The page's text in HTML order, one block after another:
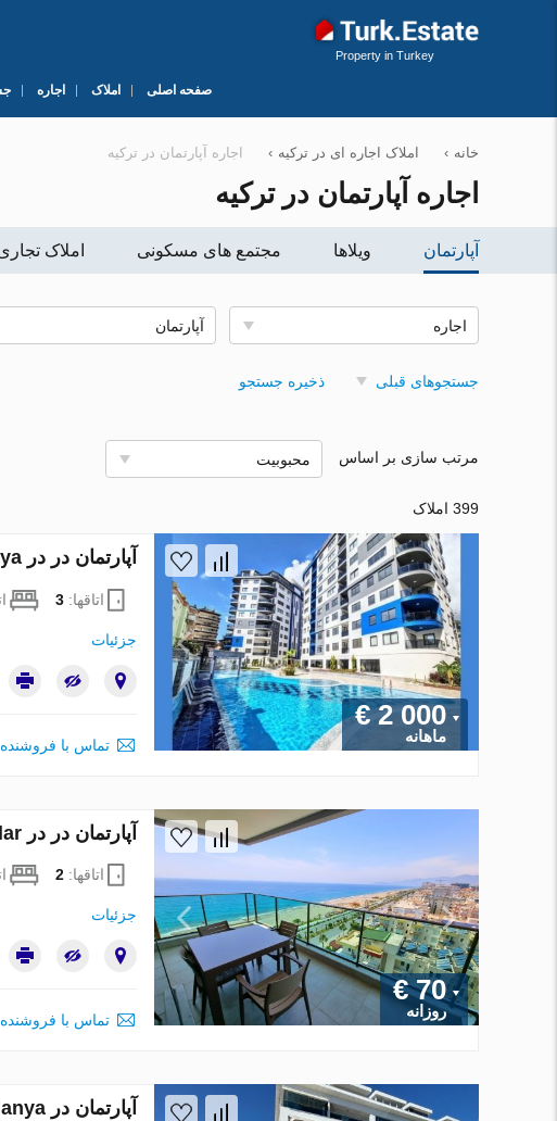
Property in Turkey
صفحه اصلی املاک اجاره
خانه › املاک اجاره ای در ترکیه › اجاره آپارتمان در ترکیه
اجاره آپارتمان در ترکیه
آپارتمان ویلاها مجتمع های مسکونی املاک
اجاره آپارتمان
جستجوهای قبلی ذخیره جستجو
مرتب سازی بر اساس محبوبیت
399 املاک
€ 2 000
ماهانه
آپارتمان در در Cleopatra Twin Tower Alanya ، ترکیه 2 خوابه ، 95 متر مربع. شماره 22834
اتاقها:3
جزئیات
تماس با فروشنده
€ 70
روزانه
آپارتمان در در Euro Residence 20 Mahmutlar ، ترکیه 1 خوابه ، 70 متر مربع. شماره 120879
اتاقها:2
جزئیات
تماس با فروشنده
آپارتمان در Alanya ، ترکیه 1 خوابه ، 45 متر مربع. شماره 43236